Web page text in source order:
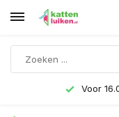
Voor